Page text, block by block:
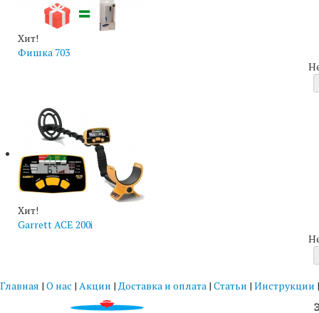
Хит!
Фишка 703
Хит!
Garrett ACE 200i
Главная | О нас | Акции |Доставка и оплата | Статьи | Инструкции